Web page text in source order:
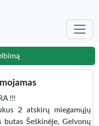
!!!
2 atskirų miegamųjų
Šeškinėje, Gelvonų